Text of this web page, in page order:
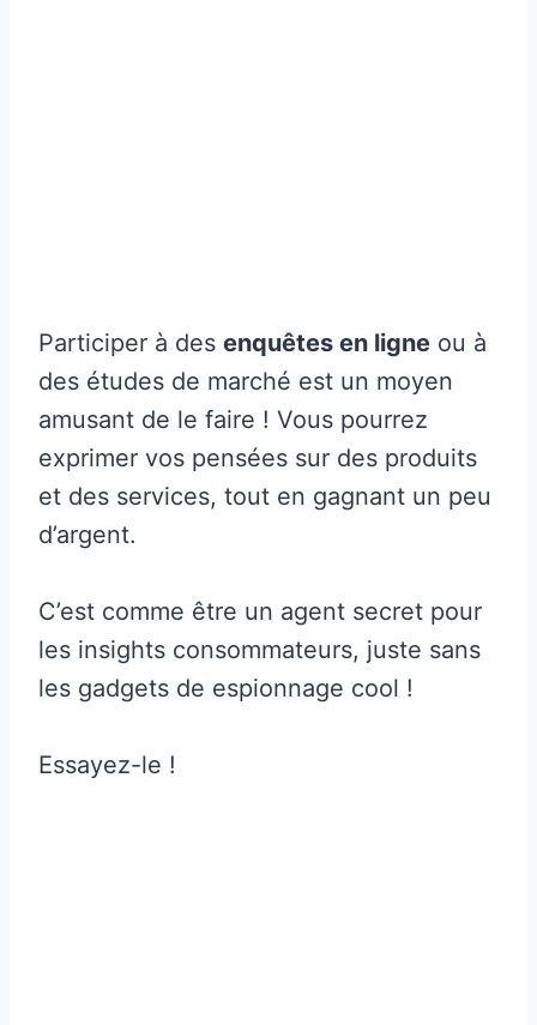
Participer à des enquêtes en ligne ou à
des études de marché est un moyen
amusant de le faire ! Vous pourrez
exprimer vos pensées sur des produits
et des services, tout en gagnant un peu
d’argent.
C’est comme être un agent secret pour
les insights consommateurs, juste sans
les gadgets de espionnage cool !
Essayez-le !